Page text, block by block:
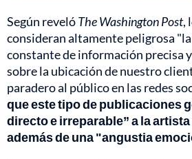
Según revelóThe Washington Post,
consideran altamente peligrosa
constante de información precisa
sobre la ubicación de nuestro
paradero al público en las redes
que este tipo de publicaciones
directo e irreparable” a la
además de una "angustia